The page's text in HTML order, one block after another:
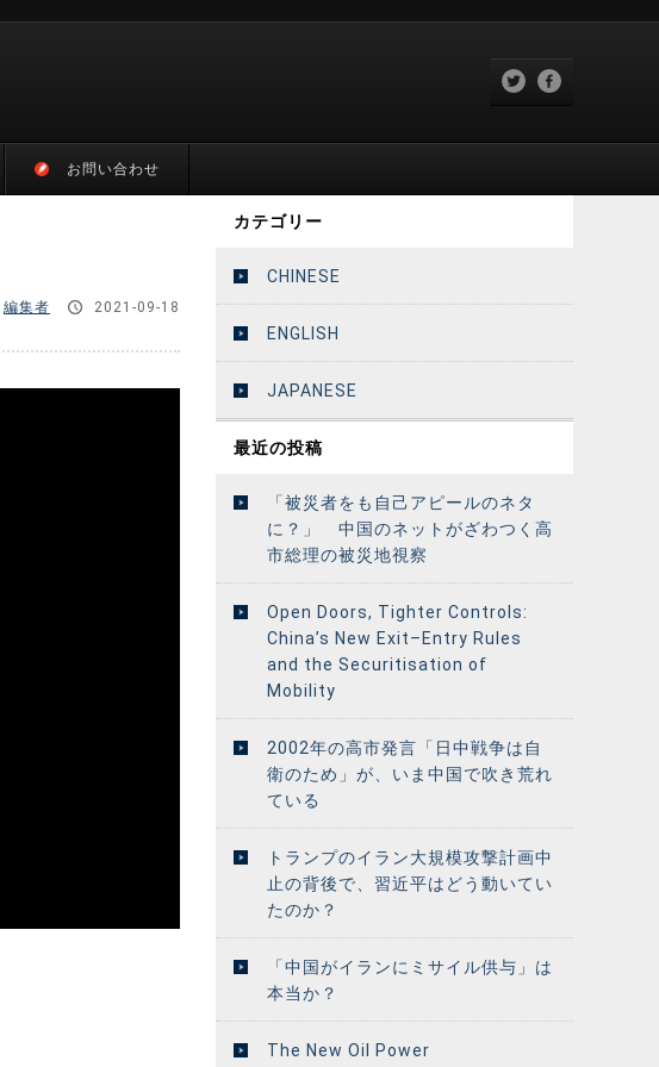
お問い合わせ
編集者 2021-09-18
カテゴリー
CHINESE
ENGLISH
JAPANESE
最近の投稿
「被災者をも自己アピールのネタ
に？」 中国のネットがざわつく高
市総理の被災地視察
Open Doors, Tighter Controls:
China’s New Exit–Entry Rules
and the Securitisation of
Mobility
2002年の高市発言「日中戦争は自
衛のため」が、いま中国で吹き荒れ
ている
トランプのイラン大規模攻撃計画中
止の背後で、習近平はどう動いてい
たのか？
「中国がイランにミサイル供与」は
本当か？
The New Oil Power